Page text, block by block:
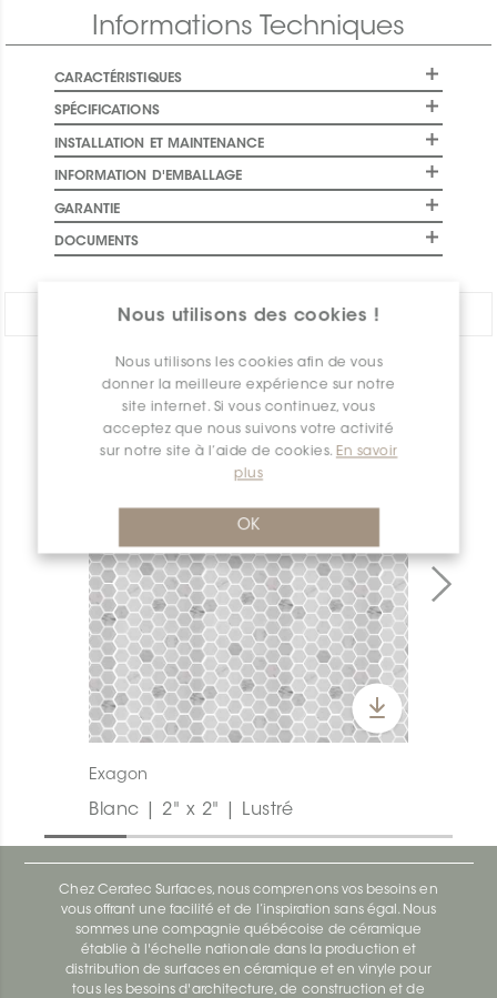
Nous utilisons des cookies !
Nous utilisons les cookies afin de vous
donner la meilleure expérience sur notre
site internet. Si vous continuez, vous
acceptez que nous suivons votre activité
sur notre site à l’aide de cookies. En savoir
plus
OK
Informations Techniques
CARACTÉRISTIQUES
SPÉCIFICATIONS
INSTALLATION ET MAINTENANCE
INFORMATION D'EMBALLAGE
GARANTIE
DOCUMENTS
PARTAGER:
APERÇU DES PRODUITS
Exagon
Blanc | 2" x 2" | Lustré
Chez Ceratec Surfaces, nous comprenons vos besoins en
vous offrant une facilité et de l’inspiration sans égal. Nous
sommes une compagnie québécoise de céramique
établie à l'échelle nationale dans la production et
distribution de surfaces en céramique et en vinyle pour
tous les besoins d'architecture, de construction et de